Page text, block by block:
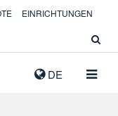
DE
EINRICHTUNGEN